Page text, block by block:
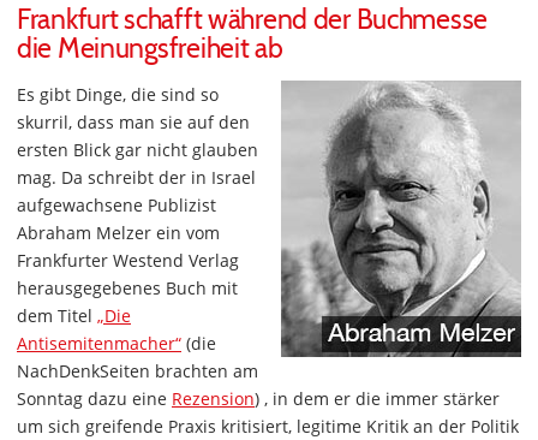
Frankfurt schafft während der Buchmesse
die Meinungsfreiheit ab
Es gibt Dinge, die sind so
skurril, dass man sie auf den
ersten Blick gar nicht glauben
mag. Da schreibt der in Israel
aufgewachsene Publizist
Abraham Melzer ein vom
Frankfurter Westend Verlag
herausgegebenes Buch mit
dem Titel „Die
Antisemitenmacher“ (die
NachDenkSeiten brachten am
Sonntag dazu eine Rezension) , in dem er die immer stärker
um sich greifende Praxis kritisiert, legitime Kritik an der Politik